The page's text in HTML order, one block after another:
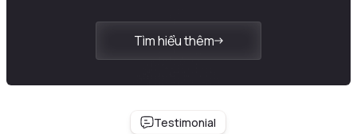
Tìm hiểu thêm
Testimonial